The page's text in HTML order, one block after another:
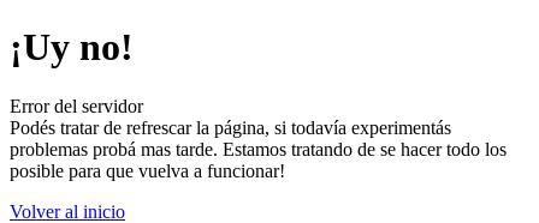
¡Uy no!
Error del servidor
Podés tratar de refrescar la página, si todavía experimentás
problemas probá mas tarde. Estamos tratando de se hacer todo los
posible para que vuelva a funcionar!
Volver al inicio